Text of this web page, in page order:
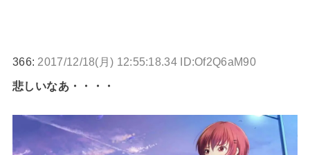
366: 2017/12/18(月) 12:55:18.34 ID:Of2Q6aM90
悲しいなあ・・・・